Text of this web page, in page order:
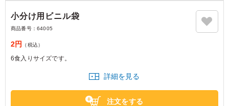
小分け用ビニル袋
商品番号： 64005
2円 （税込）
6食入りサイズです。
詳細を見る
注文をする